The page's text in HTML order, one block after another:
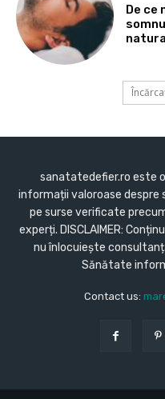
De ce
sanatatedefier.ro este
informații valoroase
pe surse verificate
experți. DISCLAIMER:
nu înlocuiește
Sănătate
Contact us: